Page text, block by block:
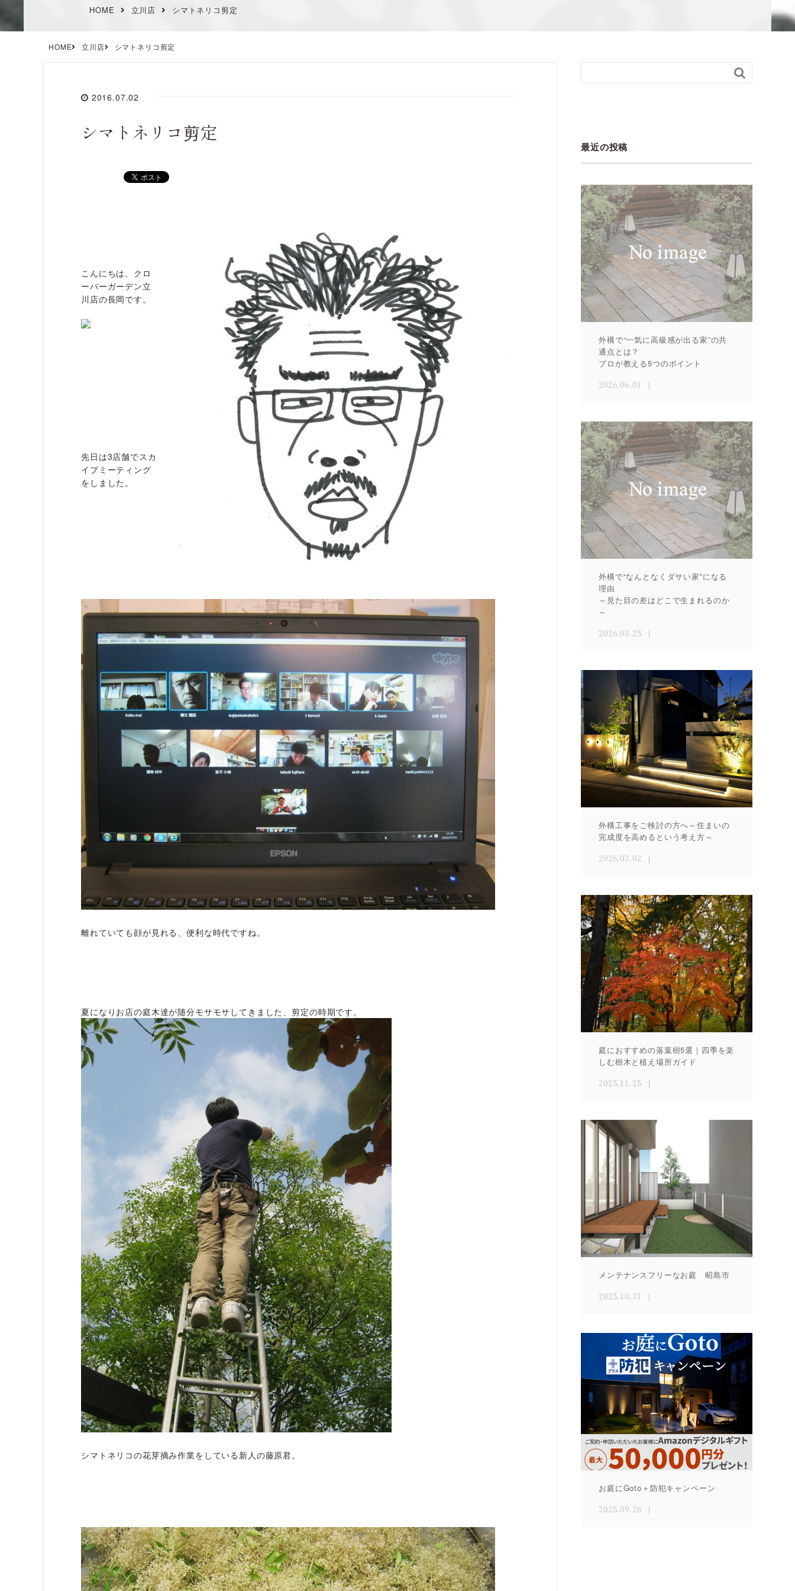
HOME 立川店 シマトネリコ剪定
HOME 立川店 シマトネリコ剪定
2016.07.02
シマトネリコ剪定
こんにちは、クロ
ーバーガーデン立
川店の長岡です。
先日は3店舗でスカ
イプミーティング
をしました。
離れていても顔が見れる、便利な時代ですね。
夏になりお店の庭木達が随分モサモサしてきました、剪定の時期です。
シマトネリコの花芽摘み作業をしている新人の藤原君。

最近の投稿
外構で“一気に高級感が出る家”の共
通点とは？
プロが教える5つのポイント
2026.06.01
外構で“なんとなくダサい家”になる
理由
～見た目の差はどこで生まれるのか
～
2026.03.25
外構工事をご検討の方へ～住まいの
完成度を高めるという考え方～
2026.03.02
庭におすすめの落葉樹5選｜四季を楽
しむ樹木と植え場所ガイド
2025.11.25
メンテナンスフリーなお庭 昭島市
2025.10.31
お庭にGoto＋防犯キャンペーン
2025.09.26